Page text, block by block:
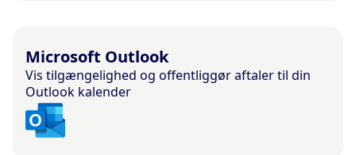
Microsoft Outlook
Vis tilgængelighed og offentliggør aftaler til din
Outlook kalender